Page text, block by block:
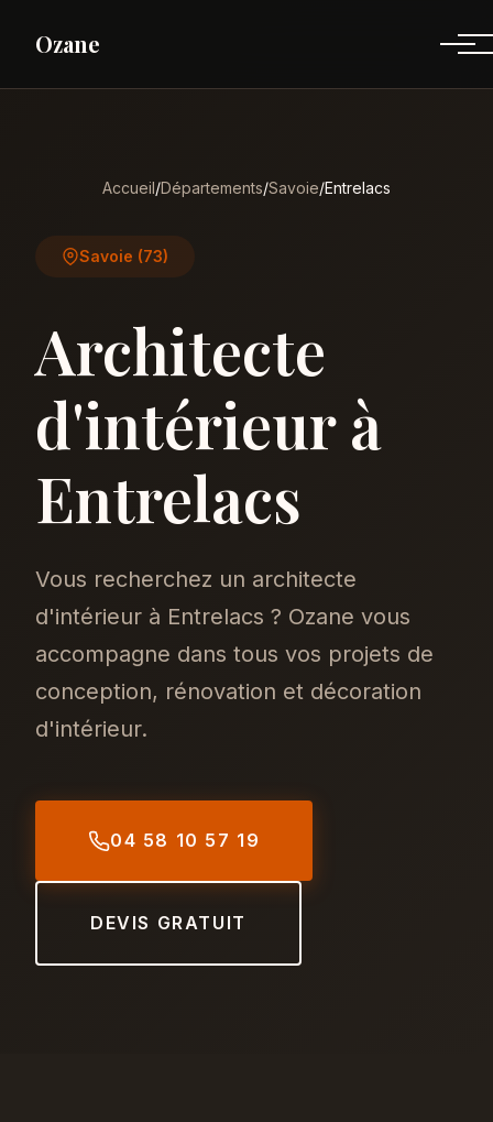
Ozane
Accueil/Départements/Savoie/Entrelacs
Savoie (73)
Architecte
d'intérieur à
Entrelacs
Vous recherchez un architecte
d'intérieur à Entrelacs ? Ozane vous
accompagne dans tous vos projets de
conception, rénovation et décoration
d'intérieur.
04 58 10 57 19
DEVIS GRATUIT